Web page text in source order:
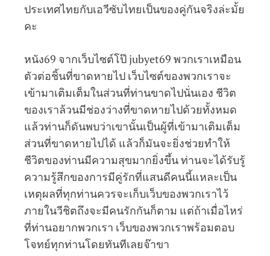
ประเทศไทยกับเอวีซับไทยเป็นของคู่กันจริงล่ะมั้ย
คะ
หนัง69 จากเว็บไซต์โป๊ jubyet69 พวกเราเหมือน
ตัวต่อชิ้นที่ขาดหายไป เว็บไซต์ของพวกเราจะ
เข้ามาเติมเต็มในส่วนที่ท่านขาดไปนั่นเอง ชีวิต
ของเราล้วนมีช่องว่างที่ขาดหายไปด้วยทั้งหมด
แล้วท่านก็ดันพบว่าเขานั้นเป็นผู้ที่เข้ามาเติมเต็ม
ส่วนที่ขาดหายไปได้ แล้วก็มันจะยิ่งช่วยทำให้
ชีวิตของท่านมีความสุขมากยิ่งขึ้น ท่านจะได้รับรู้
ความรู้สึกของการมีคู่รักที่แสนดีคนนี้แหละเป็น
เหตุผลที่ทุกท่านควรจะเก็บเว็บของพวกเราไว้
ภายในวีชิตถึงจะมีคนรักกันก็ตาม แต่ถ้าเมื่อไหร่
ที่ท่านอยากพวกเรา เว็บของพวกเราพร้อมตอบ
โจทย์ทุกท่านโดยทันทีเลยจ๊าขา